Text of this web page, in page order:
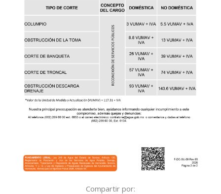
Compartir por: